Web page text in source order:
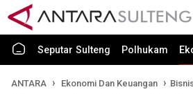
Seputar Sulteng Polhukam
ANTARA Ekonomi Dan Keuangan